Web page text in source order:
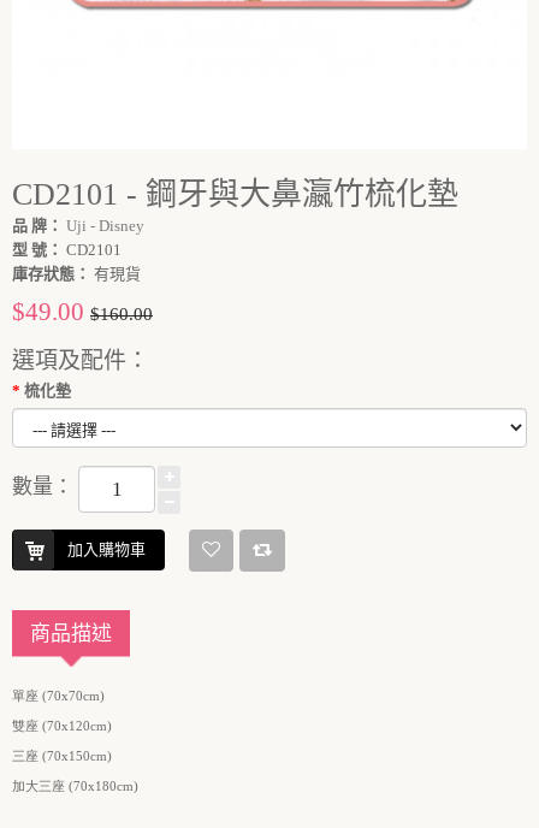
CD2101 - 鋼牙與大鼻瀛竹梳化墊
品 牌： Uji - Disney
型 號： CD2101
庫存狀態： 有現貨
$49.00 $160.00
選項及配件：
梳化墊
數量：
加入購物車
商品描述
單座 (70x70cm)
雙座 (70x120cm)
三座 (70x150cm)
加大三座 (70x180cm)